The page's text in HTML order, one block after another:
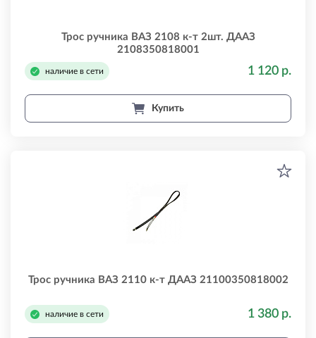
Трос ручника ВАЗ 2108 к-т 2шт. ДААЗ
2108350818001
наличие в сети 1 120 р.
Купить
Трос ручника ВАЗ 2110 к-т ДААЗ 21100350818002
наличие в сети 1 380 р.